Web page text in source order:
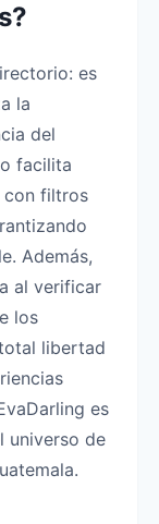
es
la
del
facilita
con filtros
Además,
al verificar
los
libertad
es
universo de